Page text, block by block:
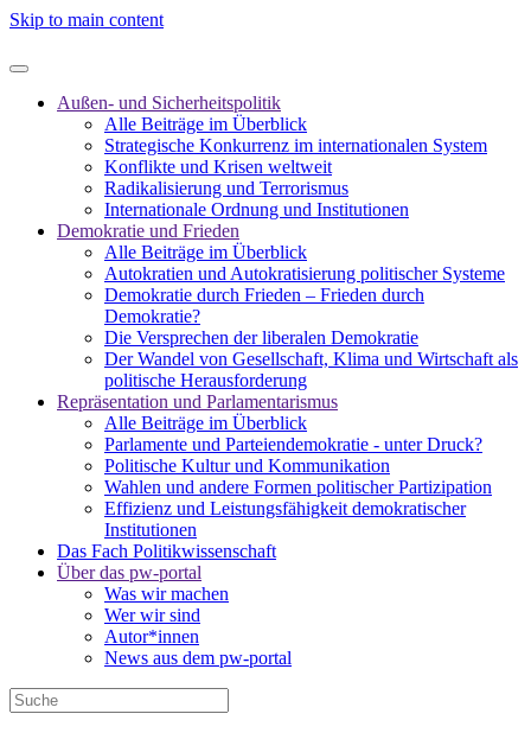
Skip to main content
Außen- und Sicherheitspolitik
Alle Beiträge im Überblick
Strategische Konkurrenz im internationalen System
Konflikte und Krisen weltweit
Radikalisierung und Terrorismus
Internationale Ordnung und Institutionen
Demokratie und Frieden
Alle Beiträge im Überblick
Autokratien und Autokratisierung politischer Systeme
Demokratie durch Frieden – Frieden durch
Demokratie?
Die Versprechen der liberalen Demokratie
Der Wandel von Gesellschaft, Klima und Wirtschaft als
politische Herausforderung
Repräsentation und Parlamentarismus
Alle Beiträge im Überblick
Parlamente und Parteiendemokratie - unter Druck?
Politische Kultur und Kommunikation
Wahlen und andere Formen politischer Partizipation
Effizienz und Leistungsfähigkeit demokratischer
Institutionen
Das Fach Politikwissenschaft
Über das pw-portal
Was wir machen
Wer wir sind
Autor*innen
News aus dem pw-portal